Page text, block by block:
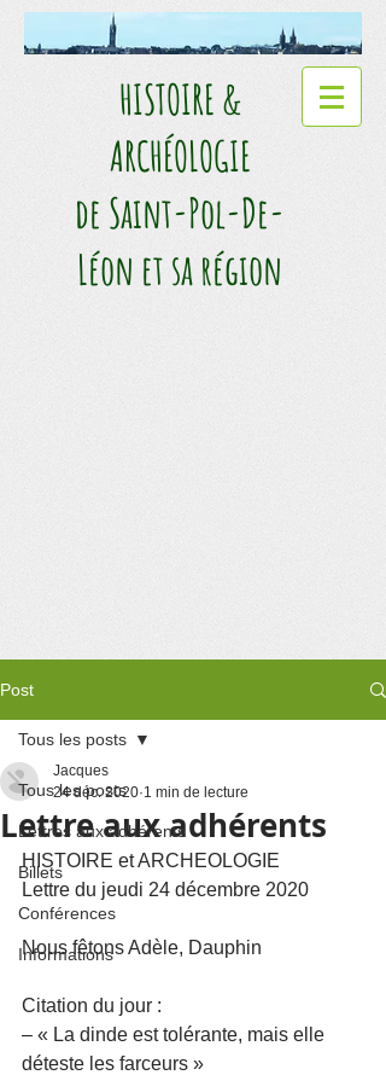
HISTOIRE &
ARCHÉOLOGIE​
de Saint-Pol-De-
Léon et sa région
Post
Tous les posts
Lettres aux adhérents
Billets
Conférences
Informations
Tous les posts
Lettre aux adhérents
Jacques
24 déc. 2020 1 min de lecture
HISTOIRE et ARCHEOLOGIE
Lettre du jeudi 24 décembre 2020
Nous fêtons Adèle, Dauphin
Citation du jour :
– « La dinde est tolérante, mais elle
déteste les farceurs »